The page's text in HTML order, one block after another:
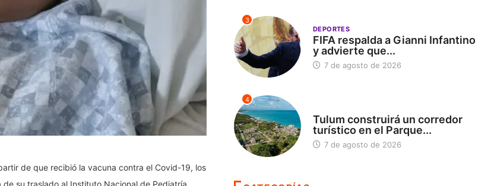
de que recibió la vacuna contra el Covid-19, los
su traslado al Instituto Nacional de Pediatría.
3
DEPORTES
FIFA respalda a Gianni Infantino
y advierte que...
7 de agosto de 2026
4
Tulum construirá un corredor
turístico en el Parque...
7 de agosto de 2026